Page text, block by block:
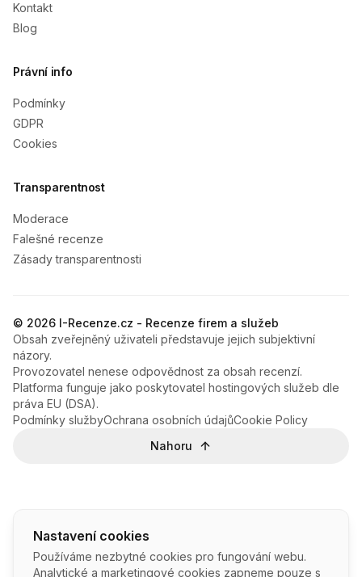
Nastavení cookies
Používáme nezbytné cookies pro fungování webu.
Analytické a marketingové cookies zapneme pouze s
Kontakt
Blog
Právní info
Podmínky
GDPR
Cookies
Transparentnost
Moderace
Falešné recenze
Zásady transparentnosti
© 2026 I-Recenze.cz - Recenze firem a služeb
Obsah zveřejněný uživateli představuje jejich subjektivní
názory.
Provozovatel nenese odpovědnost za obsah recenzí.
Platforma funguje jako poskytovatel hostingových služeb dle
práva EU (DSA).
Podmínky službyOchrana osobních údajůCookie Policy
Nahoru